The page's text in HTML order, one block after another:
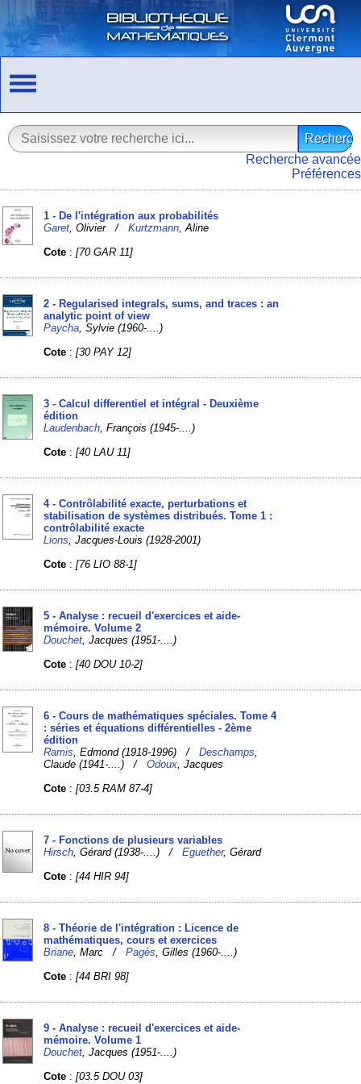
Recherche avancée
Préférences
1 - De l'intégration aux probabilités
Garet , Olivier /Kurtzmann , Aline
Cote :[70 GAR 11]
2 - Regularised integrals, sums, and traces : an
analytic point of view
Paycha , Sylvie (1960-....)
Cote :[30 PAY 12]
3 - Calcul differentiel et intégral - Deuxième
édition
Laudenbach , François (1945-....)
Cote :[40 LAU 11]
4 - Contrôlabilité exacte, perturbations et
stabilisation de systèmes distribués. Tome 1 :
contrôlabilité exacte
Lions , Jacques-Louis (1928-2001)
Cote :[76 LIO 88-1]
5 - Analyse : recueil d'exercices et aide-
mémoire. Volume 2
Douchet , Jacques (1951-....)
Cote :[40 DOU 10-2]
6 - Cours de mathématiques spéciales. Tome 4
: séries et équations différentielles - 2ème
édition
Ramis , Edmond (1918-1996) /Deschamps
Claude (1941-....) /Odoux , Jacques
Cote :[03.5 RAM 87-4]
7 - Fonctions de plusieurs variables
Hirsch , Gérard (1938-....) /Eguether, Gérard
Cote :[44 HIR 94]
8 - Théorie de l'intégration : Licence de
mathématiques, cours et exercices
Briane , Marc /Pagès , Gilles (1960-....)
Cote :[44 BRI 98]
9 - Analyse : recueil d'exercices et aide-
mémoire. Volume 1
Douchet , Jacques (1951-....)
Cote :[03.5 DOU 03]